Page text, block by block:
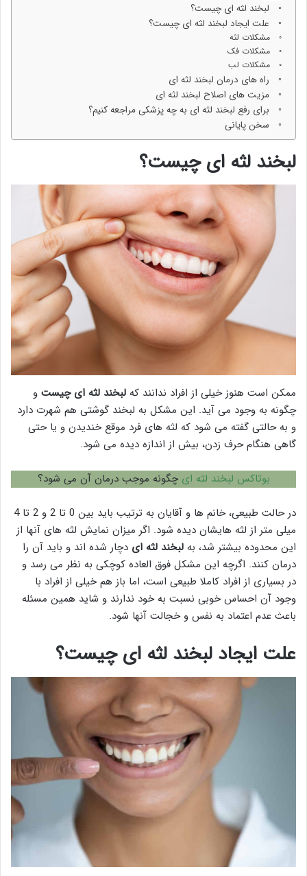
لبخند لثه ای چیست؟
علت ایجاد لبخند لثه ای چیست؟
مشکلات لثه
مشکلات فک
مشکلات لب
راه های درمان لبخند لثه ای
مزیت های اصلاح لبخند لثه ای
برای رفع لبخند لثه ای به چه پزشکی مراجعه کنیم؟
سخن پایانی
لبخند لثه ای چیست؟
ممکن است هنوز خیلی از افراد ندانند که لبخند لثه ای چیست و
چگونه به وجود می آید. این مشکل به لبخند گوشتی هم شهرت دارد
و به حالتی گفته می شود که لثه های فرد موقع خندیدن و یا حتی
گاهی هنگام حرف زدن، بیش از اندازه دیده می شود.
بوتاکس لبخند لثه ای چگونه موجب درمان آن می شود؟
در حالت طبیعی، خانم ها و آقایان به ترتیب باید بین 0 تا 2 و 2 تا 4
میلی متر از لثه هایشان دیده شود. اگر میزان نمایش لثه های آنها از
این محدوده بیشتر شد، به لبخند لثه ای دچار شده اند و باید آن را
درمان کنند. اگرچه این مشکل فوق العاده کوچکی به نظر می رسد و
در بسیاری از افراد کاملا طبیعی است، اما باز هم خیلی از افراد با
وجود آن احساس خوبی نسبت به خود ندارند و شاید همین مسئله
باعث عدم اعتماد به نفس و خجالت آنها شود.
علت ایجاد لبخند لثه ای چیست؟